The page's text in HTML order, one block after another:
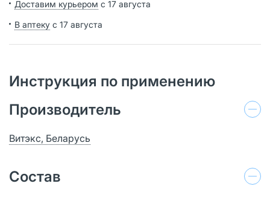
Доставим курьером с 17 августа
В аптеку с 17 августа
Инструкция по применению
Производитель
Витэкс, Беларусь
Состав